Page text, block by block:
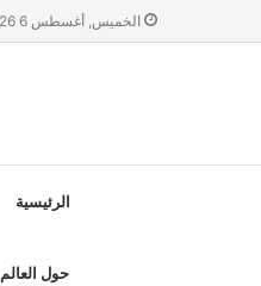
الخميس, أغسطس 6 2026
الرئيسية
حول العالم